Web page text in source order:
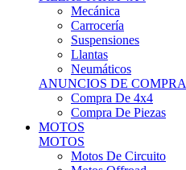
Mecánica
Carrocería
Suspensiones
Llantas
Neumáticos
ANUNCIOS DE COMPRA
Compra De 4x4
Compra De Piezas
MOTOS
MOTOS
Motos De Circuito